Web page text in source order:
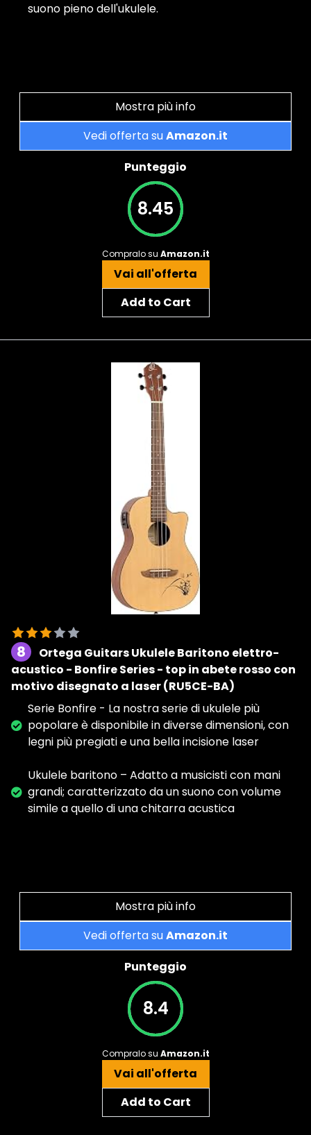
suono pieno dell'ukulele.
Mostra più info
Vedi offerta suAmazon.it
Punteggio
8.45
Compralo su Amazon.it
Vai all'offerta
Add to Cart
8
Ortega Guitars Ukulele Baritono elettro-
acustico - Bonfire Series - top in abete rosso con
motivo disegnato a laser (RU5CE-BA)
Serie Bonfire - La nostra serie di ukulele più
popolare è disponibile in diverse dimensioni, con
legni più pregiati e una bella incisione laser
Ukulele baritono – Adatto a musicisti con mani
grandi; caratterizzato da un suono con volume
simile a quello di una chitarra acustica
Mostra più info
Vedi offerta suAmazon.it
Punteggio
8.4
Compralo su Amazon.it
Vai all'offerta
Add to Cart